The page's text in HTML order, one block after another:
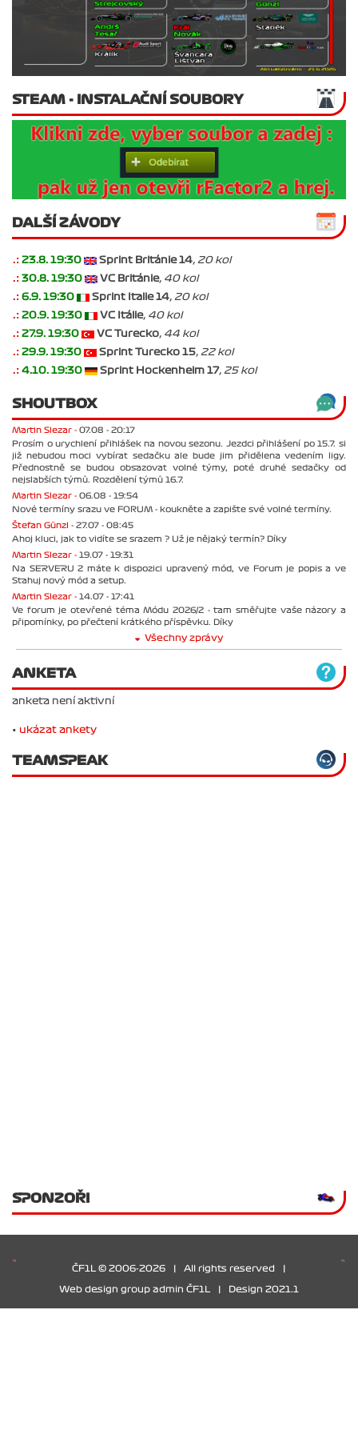
STEAM - INSTALAČNÍ SOUBORY
DALŠÍ ZÁVODY
.: 23.8. 19:30 Sprint Británie 14, 20 kol
.: 30.8. 19:30 VC Británie, 40 kol
.: 6.9. 19:30 Sprint Italie 14, 20 kol
.: 20.9. 19:30 VC Itálie, 40 kol
.: 27.9. 19:30 VC Turecko, 44 kol
.: 29.9. 19:30 Sprint Turecko 15, 22 kol
.: 4.10. 19:30 Sprint Hockenheim 17, 25 kol
SHOUTBOX
Martin Slezar - 07.08 - 20:17
Prosím o urychlení přihlášek na novou sezonu. Jezdci přihlášení po 15.7. si
již nebudou moci vybírat sedačku ale bude jim přidělena vedením ligy.
Přednostně se budou obsazovat volné týmy, poté druhé sedačky od
nejslabších týmů. Rozdělení týmů 16.7.
Martin Slezar - 06.08 - 19:54
Nové termíny srazu ve FORUM - koukněte a zapište své volné termíny.
Štefan Günzl - 27.07 - 08:45
Ahoj kluci, jak to vidíte se srazem ? Už je nějaký termín? Díky
Martin Slezar - 19.07 - 19:31
Na SERVERU 2 máte k dispozici upravený mód, ve Forum je popis a ve
Stahuj nový mód a setup.
Martin Slezar - 14.07 - 17:41
Ve forum je otevřené téma Módu 2026/2 - tam směřujte vaše názory a
připomínky, po přečtení krátkého příspěvku. Díky
Všechny zprávy
ANKETA
anketa není aktivní
• ukázat ankety
TEAMSPEAK
SPONZOŘI
ČF1L © 2006-2026 All rights reserved
Web design group admin ČF1L Design 2021.1